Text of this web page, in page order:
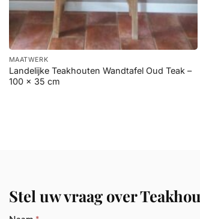
+
MAATWERK
Landelijke Teakhouten Wandtafel Oud Teak –
100 x 35 cm
Stel uw vraag over